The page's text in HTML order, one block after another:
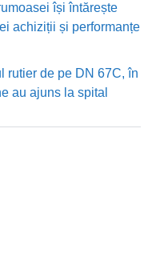
își întărește
achiziții și performanțe
rutier de pe DN 67C, în
au ajuns la spital